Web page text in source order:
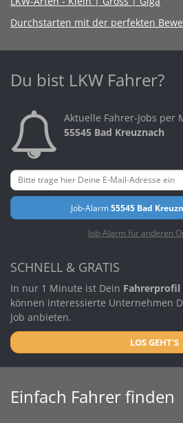
Durchstarten mit der perfekten
Du bist LKW Fahrer?
Aktuelle Fahrer-Jobs per
55545 Bad Kreuznach
Job-Alarm55545 Bad
Job-Alarm für anderen
SCHNELL & GRATIS
In nur 1 Minute ist Dein Fahrerprofil
können interessierte Unternehmen
Job anbieten.
LOS GEHT'S
Einfach Fahrer finden